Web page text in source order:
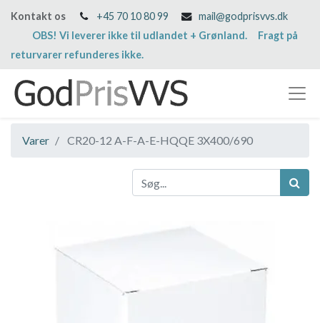
Kontakt os +45 70 10 80 99
mail@godprisvvs.dk
OBS! Vi leverer ikke til udlandet + Grønland. Fragt på
returvarer refunderes ikke.
Varer CR20-12 A-F-A-E-HQQE 3X400/690